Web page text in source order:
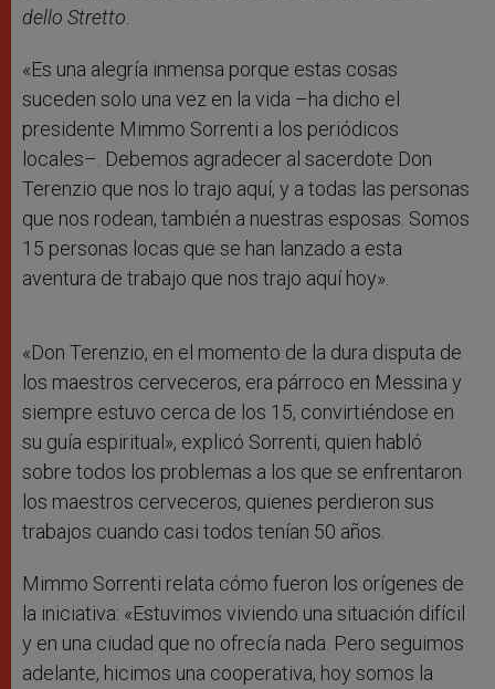
dello Stretto
«Es una alegría inmensa porque estas cosas
suceden solo una vez en la vida –ha dicho el
presidente Mimmo Sorrenti a los periódicos
locales–. Debemos agradecer al sacerdote Don
Terenzio que nos lo trajo aquí, y a todas las personas
que nos rodean, también a nuestras esposas. Somos
15 personas locas que se han lanzado a esta
aventura de trabajo que nos trajo aquí hoy».
«Don Terenzio, en el momento de la dura disputa de
los maestros cerveceros, era párroco en Messina y
siempre estuvo cerca de los 15, convirtiéndose en
su guía espiritual», explicó Sorrenti, quien habló
sobre todos los problemas a los que se enfrentaron
los maestros cerveceros, quienes perdieron sus
trabajos cuando casi todos tenían 50 años.
Mimmo Sorrenti relata cómo fueron los orígenes de
la iniciativa: «Estuvimos viviendo una situación difícil
y en una ciudad que no ofrecía nada. Pero seguimos
adelante, hicimos una cooperativa, hoy somos la